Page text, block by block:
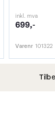
inkl. mva
699,-
Varenr 101322